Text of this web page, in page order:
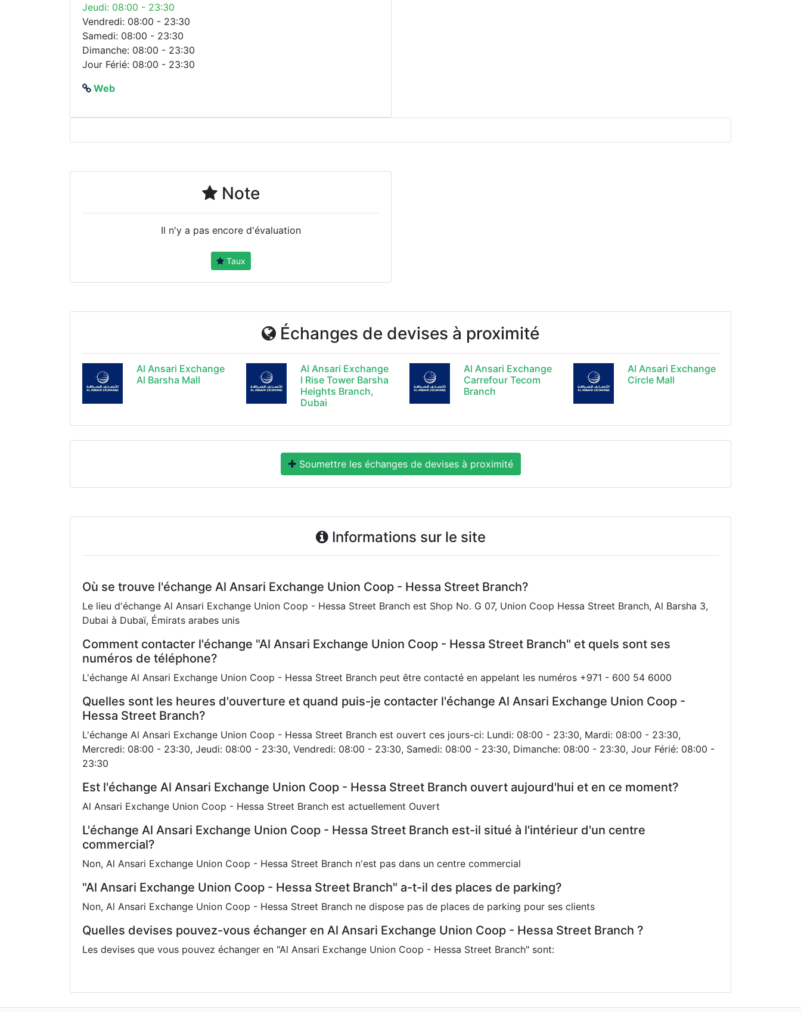
Jeudi: 08:00 - 23:30
Vendredi: 08:00 - 23:30
Samedi: 08:00 - 23:30
Dimanche: 08:00 - 23:30
Jour Férié: 08:00 - 23:30
Web
Note
Il n'y a pas encore d'évaluation
Taux
Échanges de devises à proximité
Al Ansari Exchange
Al Barsha Mall
Al Ansari Exchange
I Rise Tower Barsha
Heights Branch,
Dubai
Al Ansari Exchange
Carrefour Tecom
Branch
Al Ansari Exchange
Circle Mall
Soumettre les échanges de devises à proximité
Informations sur le site
Où se trouve l'échange Al Ansari Exchange Union Coop - Hessa Street Branch?
Le lieu d'échange Al Ansari Exchange Union Coop - Hessa Street Branch est Shop No. G 07, Union Coop Hessa Street Branch, Al Barsha 3,
Dubai à Dubaï, Émirats arabes unis
Comment contacter l'échange "Al Ansari Exchange Union Coop - Hessa Street Branch" et quels sont ses
numéros de téléphone?
L'échange Al Ansari Exchange Union Coop - Hessa Street Branch peut être contacté en appelant les numéros +971 - 600 54 6000
Quelles sont les heures d'ouverture et quand puis-je contacter l'échange Al Ansari Exchange Union Coop -
Hessa Street Branch?
L'échange Al Ansari Exchange Union Coop - Hessa Street Branch est ouvert ces jours-ci: Lundi: 08:00 - 23:30, Mardi: 08:00 - 23:30,
Mercredi: 08:00 - 23:30, Jeudi: 08:00 - 23:30, Vendredi: 08:00 - 23:30, Samedi: 08:00 - 23:30, Dimanche: 08:00 - 23:30, Jour Férié: 08:00 -
23:30
Est l'échange Al Ansari Exchange Union Coop - Hessa Street Branch ouvert aujourd'hui et en ce moment?
Al Ansari Exchange Union Coop - Hessa Street Branch est actuellement Ouvert
L'échange Al Ansari Exchange Union Coop - Hessa Street Branch est-il situé à l'intérieur d'un centre
commercial?
Non, Al Ansari Exchange Union Coop - Hessa Street Branch n'est pas dans un centre commercial
"Al Ansari Exchange Union Coop - Hessa Street Branch" a-t-il des places de parking?
Non, Al Ansari Exchange Union Coop - Hessa Street Branch ne dispose pas de places de parking pour ses clients
Quelles devises pouvez-vous échanger en Al Ansari Exchange Union Coop - Hessa Street Branch ?
Les devises que vous pouvez échanger en "Al Ansari Exchange Union Coop - Hessa Street Branch" sont: